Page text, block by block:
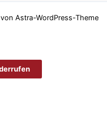
Astra-WordPress-Theme